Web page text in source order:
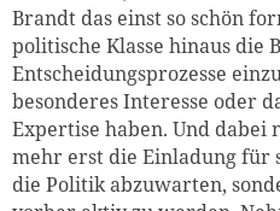
Brandt das einst so schön
politische Klasse hinaus die
Entscheidungsprozesse
besonderes Interesse oder
Expertise haben. Und dabei
mehr erst die Einladung für
die Politik abzuwarten,